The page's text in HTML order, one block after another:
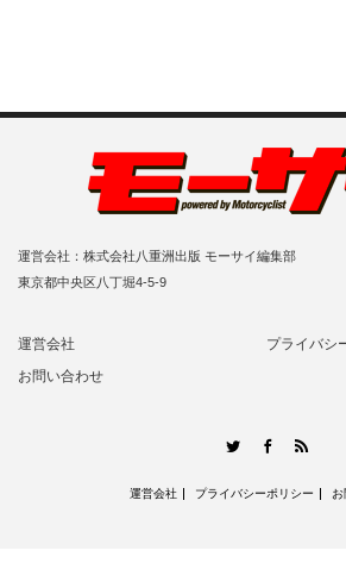
運営会社：株式会社八重洲出版 モーサイ編集部
東京都中央区八丁堀4-5-9
運営会社
プライバシ
お問い合わせ
Twitter
運営会社 プライバシーポリシー